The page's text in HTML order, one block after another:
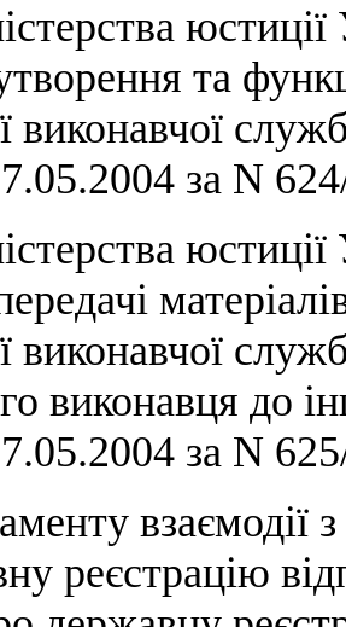
та
виконавчої
за N
виконавчої
виконавця до
за N
взаємодії
реєстрацію